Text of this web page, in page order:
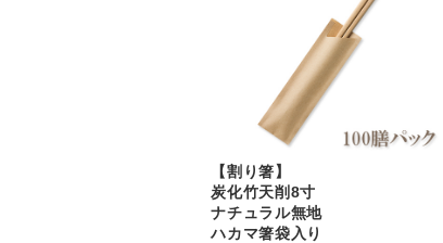
【割り箸】
炭化竹天削8寸
ナチュラル無地
ハカマ箸袋入り